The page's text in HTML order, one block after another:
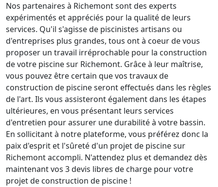
Nos partenaires à Richemont sont des experts
expérimentés et appréciés pour la qualité de leurs
services. Qu'il s'agisse de piscinistes artisans ou
d'entreprises plus grandes, tous ont à coeur de vous
proposer un travail irréprochable pour la construction
de votre piscine sur Richemont. Grâce à leur maîtrise,
vous pouvez être certain que vos travaux de
construction de piscine seront effectués dans les règles
de l'art. Ils vous assisteront également dans les étapes
ultérieures, en vous présentant leurs services
d'entretien pour assurer une durabilité à votre bassin.
En sollicitant à notre plateforme, vous préférez donc la
paix d'esprit et l'sûreté d'un projet de piscine sur
Richemont accompli. N'attendez plus et demandez dès
maintenant vos 3 devis libres de charge pour votre
projet de construction de piscine !